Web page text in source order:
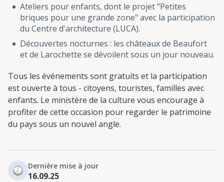
Ateliers pour enfants, dont le projet "Petites
briques pour une grande zone" avec la participation
du Centre d'architecture (LUCA).
Découvertes nocturnes : les châteaux de Beaufort
et de Larochette se dévoilent sous un jour nouveau.
Tous les événements sont gratuits et la participation
est ouverte à tous - citoyens, touristes, familles avec
enfants. Le ministère de la culture vous encourage à
profiter de cette occasion pour regarder le patrimoine
du pays sous un nouvel angle.
Dernière mise à jour
16.09.25